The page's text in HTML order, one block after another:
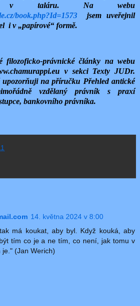
v taláru. Na webu
book.php?Id=1573
jsem uveřejnil
i v „papírové“ formě.
filozoficko-právnické články na webu
v sekci Texty JUDr.
na příručku Přehled antické
vzdělaný právník s praxí
bankovního právníka.
14. května 2024 v 8:00
má koukat, aby byl. Když kouká, aby
tím co je a ne tím, co není, jak tomu v
(Jan Werich)